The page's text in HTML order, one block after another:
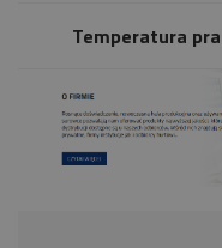
Temperatura